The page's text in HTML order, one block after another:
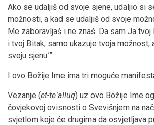
Ako se udaljiš od svoje sjene, udaljio si
možnosti, a kad se udaljiš od svoje
Me zaboravljaš i ne znaš. Da sam Ja tvoj
i tvoj Bitak, samo ukazuje tvoja možnost,
svoju sjenu.’”
I ovo Božije Ime ima tri moguće
Vezanje (et-teʽalluq) uz ovo Božije Ime
čovjekovoj ovisnosti o Svevišnjem na
svjetlom koje će drugima da osvjetljava